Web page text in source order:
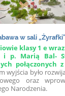
w sali „Żyrafki”
klasy 1 e
i p. Marią Bal-
połączonych
wyjścia było
oraz
Narodzenia.